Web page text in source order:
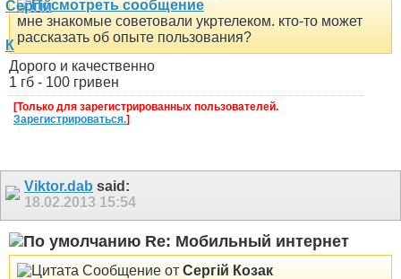
мне знакомые советовали укртелеком. кто-то может
рассказать об опыте пользования?
Дорого и качественно
1 гб - 100 гривен
[Только для зарегистрированных пользователей.
Зарегистрироваться.]
Viktor.dab said:
18.02.2013 15:54
Re: Мобильный интернет
Сообщение от Сергій Козак